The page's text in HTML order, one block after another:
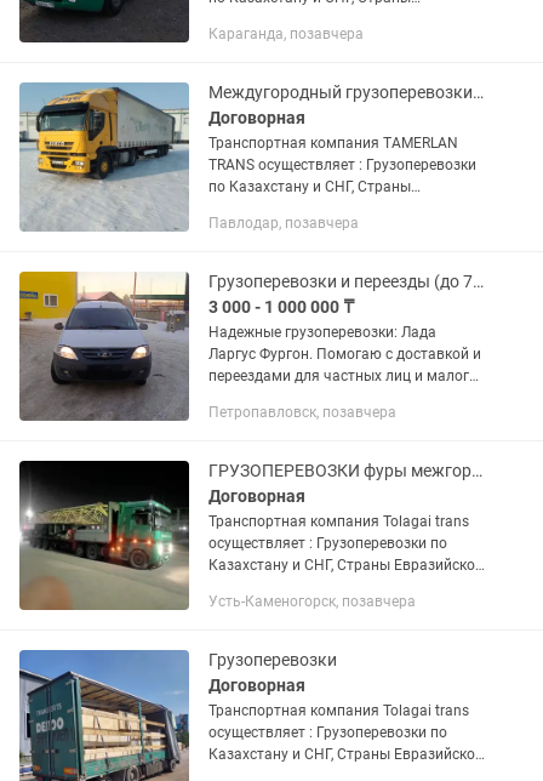
Доставка груза отдельной машиной от
Караганда, позавчера
Междугородный грузоперевозки фуры Тент площадки камазы газельи по Казахстан
Договорная
Транспортная компания TAMERLAN
TRANS осуществляет : Грузоперевозки
по Казахстану и СНГ, Страны
Доставка груза отдельной машиной от
Павлодар, позавчера
Грузоперевозки и переезды (до 700 кг) - Быстроинадежно
3 000 - 1 000 000 ₸
Надежные грузоперевозки: Лада
Ларгус Фургон. Помогаю с доставкой и
переездами для частных лиц и малого
Оптимальный выбор, когда Газель —
Петропавловск, позавчера
ГРУЗОПЕРЕВОЗКИ фуры межгород перевозка груза тент 24/7
Договорная
Транспортная компания Tolagai trans
осуществляет : Грузоперевозки по
Казахстану и СНГ, Страны Евразийской
отдельной машиной от двери до двери.
Усть-Каменогорск, позавчера
Грузоперевозки
Договорная
Транспортная компания Tolagai trans
осуществляет : Грузоперевозки по
Казахстану и СНГ, Страны Евразийской